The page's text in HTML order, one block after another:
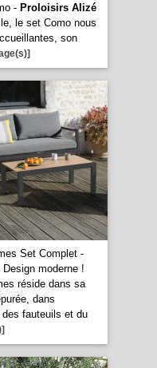
- Proloisirs Alizé
le set Como nous
son
Set Complet -
Design moderne !
réside dans sa
dans
des fauteuils et du